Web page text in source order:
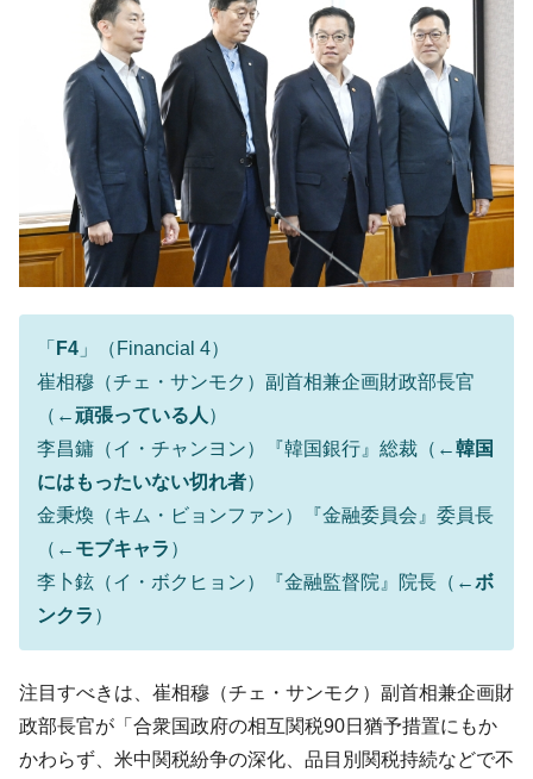
種は全般的「不調」⇒ PSIが示す現況は決して良くない。
『Money1』
【米韓激突案件】韓国消費者院が『クーパ
ン』1人当たり賠償10万ウォンを認定 ⇒ 総額3兆7,000億
『Money1』 韓国で猛暑。南東部では干ばつ
『Money1』
韓国型イージス搭載の次世代駆逐艦
「KDDX」1番艦、2032年竣工と公示
『Money1』
【対日本円】ウォン安が急進！ 日米の協調
に韓国がいっちょがみしたのでは。
『Money1』
韓国政府『BYD』車への補助金を全廃 ⇒ 実
は韓国で『BYD』車は売れている。6カ月で対前年同期比
1.9倍！
『Money1』
在韓米国大使スティールが着韓！⇒ さっそ
く空港に詰めかけ「出て行け！」「極右勢力」のプラカー
『Money1』
韓国政府「2035年までに18.4GW規模のAIデ
ータセンター整備」⇒ だから無理だってば。
『Money1』
JPモルガン「韓国レバレッジETFの清算は
ほぼ終わった」
『Money1』
発。
ャンペーン」⇒ あの名物教授も登場！
『Money1』
韓国「橋が落ちました」⇒ 耐久性「なさす
ぎ」では。
「 F4 」（Financial 4）
崔相穆（チェ・サンモク）副首相兼企画財政部長官
（←頑張っている人 ）
李昌鏞（イ・チャンヨン）『韓国銀行』総裁（←韓国
にはもったいない切れ者）
金秉煥（キム・ビョンファン）『金融委員会』委員長
（← モブキャラ ）
李卜鉉（イ・ボクヒョン）『金融監督院』院長（←ボ
ンクラ ）
注目すべきは、崔相穆（チェ・サンモク）副首相兼企画財
政部長官が「合衆国政府の相互関税90日猶予措置にもか
かわらず、米中関税紛争の深化、品目別関税持続などで不